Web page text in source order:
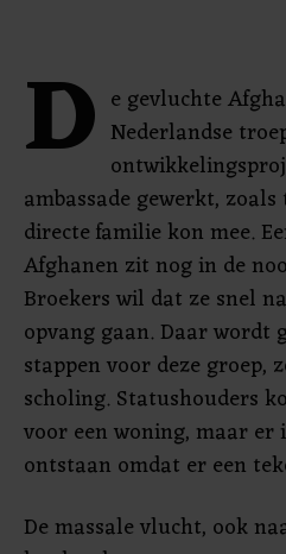
D e gevluchte
Nederlandse
ambassade gewerkt,
directe familie kon mee.
Afghanen zit nog in de
Broekers wil dat ze snel
opvang gaan. Daar wordt
stappen voor deze groep,
scholing. Statushouders
voor een woning, maar er
ontstaan omdat er een
De massale vlucht, ook